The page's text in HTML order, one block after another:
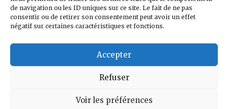
de navigation ou les ID uniques sur ce site. Le fait de ne pas
consentir ou de retirer son consentement peut avoir un effet
négatif sur certaines caractéristiques et fonctions.
Accepter
Refuser
Voir les préférences
RCS 823 269 774 | TVA FR87823269774
Copyright © 2022 Helloworld. Tous droits réservés